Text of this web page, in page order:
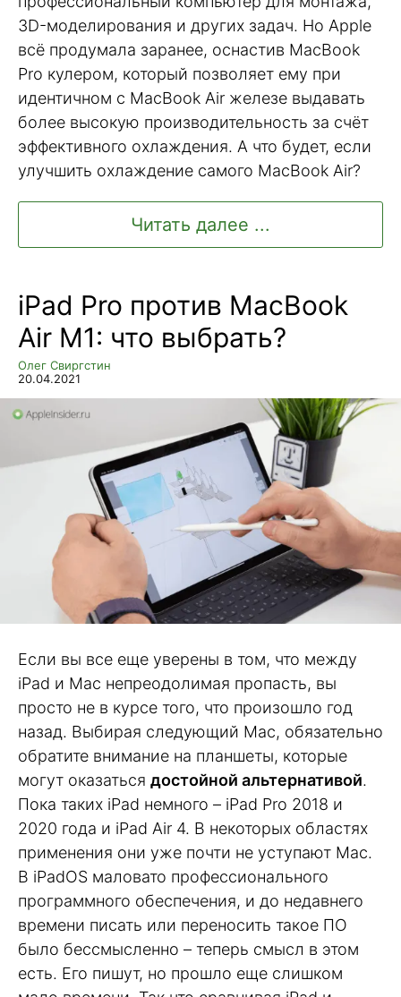
3D-моделирования и других задач. Но Apple
всё продумала заранее, оснастив MacBook
Pro кулером, который позволяет ему при
идентичном с MacBook Air железе выдавать
более высокую производительность за счёт
эффективного охлаждения. А что будет, если
улучшить охлаждение самого MacBook Air?
Читать далее ...
iPad Pro против MacBook
Air M1: что выбрать?
Олег Свиргстин
20.04.2021
Если вы все еще уверены в том, что между
iPad и Mac непреодолимая пропасть, вы
просто не в курсе того, что произошло год
назад. Выбирая следующий Mac, обязательно
обратите внимание на планшеты, которые
могут оказаться достойной альтернативой.
Пока таких iPad немного – iPad Pro 2018 и
2020 года и iPad Air 4. В некоторых областях
применения они уже почти не уступают Mac.
В iPadOS маловато профессионального
программного обеспечения, и до недавнего
времени писать или переносить такое ПО
было бессмысленно – теперь смысл в этом
есть. Его пишут, но прошло еще слишком